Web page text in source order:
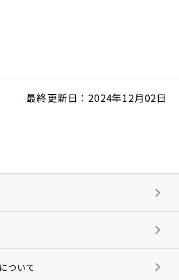
最終更新日：2024年12月02日
ついて